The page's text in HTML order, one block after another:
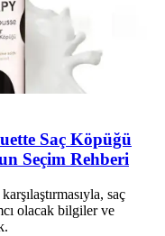
Saç Köpüğü
Seçim Rehberi
saç
olacak bilgiler ve